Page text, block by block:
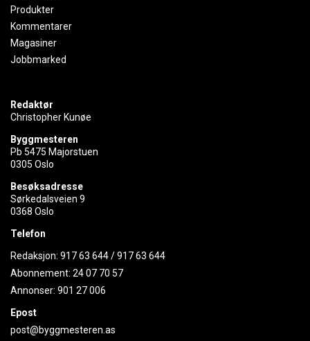
Produkter
Kommentarer
Magasiner
Jobbmarked
Redaktør
Christopher Kunøe
Byggmesteren
Pb 5475 Majorstuen
0305 Oslo
Besøksadresse
Sørkedalsveien 9
0368 Oslo
Telefon
Redaksjon: 917 63 644/917 63 644
Abonnement: 24 07 70 57
Annonser: 901 27 006
Epost
post@byggmesteren.as